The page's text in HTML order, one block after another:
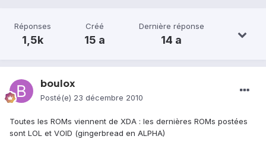
Réponses
1,5k
Créé
15 a
Dernière réponse
14 a
boulox
Posté(e) 23 décembre 2010
Toutes les ROMs viennent de XDA : les dernières ROMs postées
sont LOL et VOID (gingerbread en ALPHA)